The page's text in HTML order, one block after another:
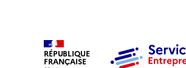
RÉPUBLIQUE
FRANÇAISE